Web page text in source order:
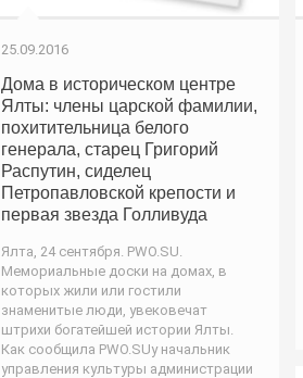
25.09.2016
Дома в историческом центре
Ялты: члены царской фамилии,
похитительница белого
генерала, старец Григорий
Распутин, сиделец
Петропавловской крепости и
первая звезда Голливуда
Ялта, 24 сентября. PWO.SU.
Мемориальные доски на домах, в
которых жили или гостили
знаменитые люди, увековечат
штрихи богатейшей истории Ялты.
Как сообщила PWO.SUу начальник
управления культуры администрации